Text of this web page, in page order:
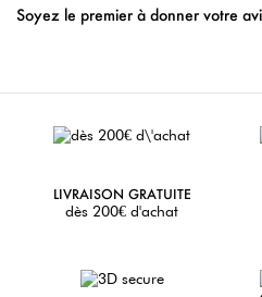
Soyez le premier à donner votre
LIVRAISON GRATUITE
dès 200€ d'achat